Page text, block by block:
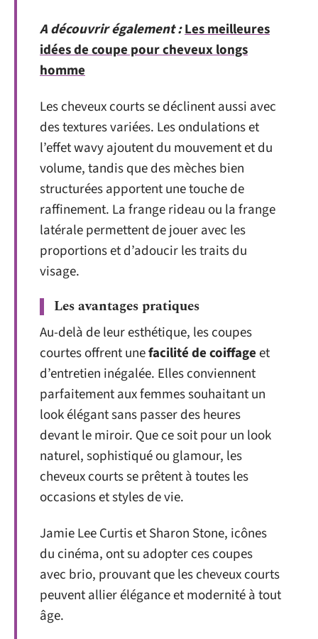
A découvrir également :Les meilleures
idées de coupe pour cheveux longs
homme
Les cheveux courts se déclinent aussi avec
des textures variées. Les ondulations et
l’effet wavy ajoutent du mouvement et du
volume, tandis que des mèches bien
structurées apportent une touche de
raffinement. La frange rideau ou la frange
latérale permettent de jouer avec les
proportions et d’adoucir les traits du
visage.
Les avantages pratiques
Au-delà de leur esthétique, les coupes
courtes offrent unefacilité de coiffageet
d’entretien inégalée. Elles conviennent
parfaitement aux femmes souhaitant un
look élégant sans passer des heures
devant le miroir. Que ce soit pour un look
naturel, sophistiqué ou glamour, les
cheveux courts se prêtent à toutes les
occasions et styles de vie.
Jamie Lee Curtis et Sharon Stone, icônes
du cinéma, ont su adopter ces coupes
avec brio, prouvant que les cheveux courts
peuvent allier élégance et modernité à tout
âge.